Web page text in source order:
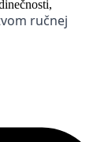
ručnej